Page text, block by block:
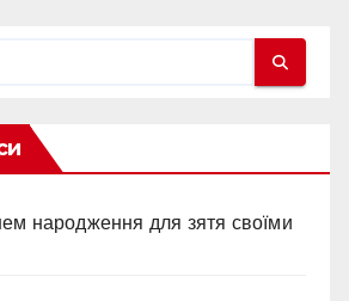
народження для зятя своїми